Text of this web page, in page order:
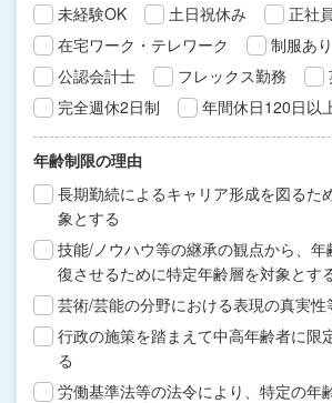
未経験OK
土日祝休み
正社
在宅ワーク・テレワーク
制服あり
公認会計士
フレックス勤務
完全週休2日制
年間休日120日以
年齢制限の理由
長期勤続によるキャリア形成を図るた
象とする
技能/ノウハウ等の継承の観点から、年
復させるために特定年齢層を対象とす
芸術/芸能の分野における表現の真実性
行政の施策を踏まえて中高年齢者に限
る
労働基準法等の法令により、特定の年